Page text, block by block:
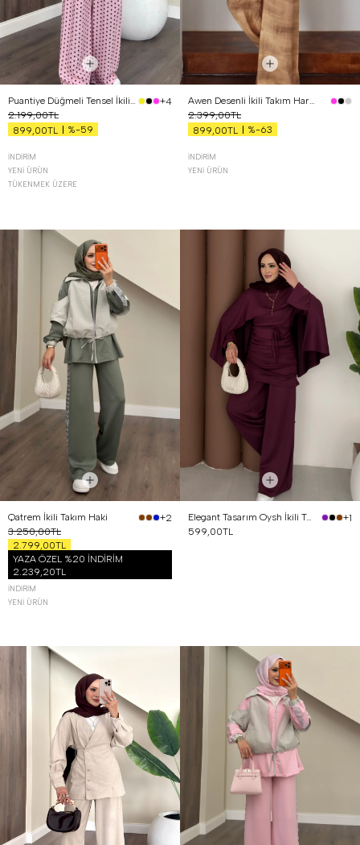
Puantiye Düğmeli Tensel İkili Takım Pembe
+4
2.199,00TL
899,00TL
%-59
İNDIRIM
YENI ÜRÜN
TÜKENMEK ÜZERE
Awen Desenli İkili Takım Hardal
2.399,00TL
899,00TL
%-63
İNDIRIM
YENI ÜRÜN
Qatrem İkili Takım Haki
+2
3.250,00TL
2.799,00TL
YAZA ÖZEL %20 İNDİRİM
2.239,20TL
İNDIRIM
YENI ÜRÜN
Elegant Tasarım Oysh İkili Takım Mürdüm
+1
599,00TL